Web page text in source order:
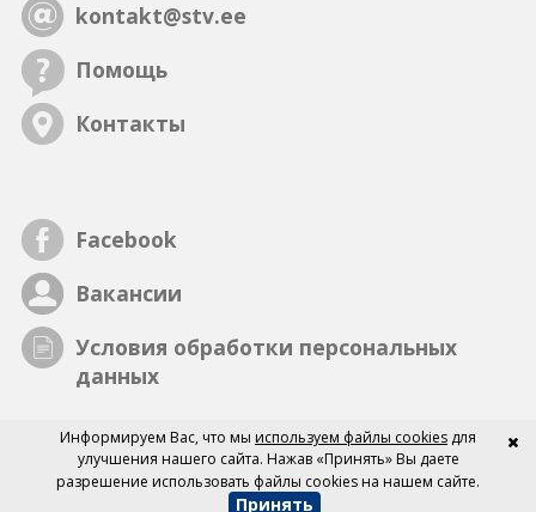
kontakt@stv.ee
Помощь
Контакты
Facebook
Вакансии
Условия обработки персональных
данных
Информируем Вас, что мы используем файлы cookies для
улучшения нашего сайта. Нажав «Принять» Вы даете
разрешение использовать файлы cookies на нашем сайте.
Принять